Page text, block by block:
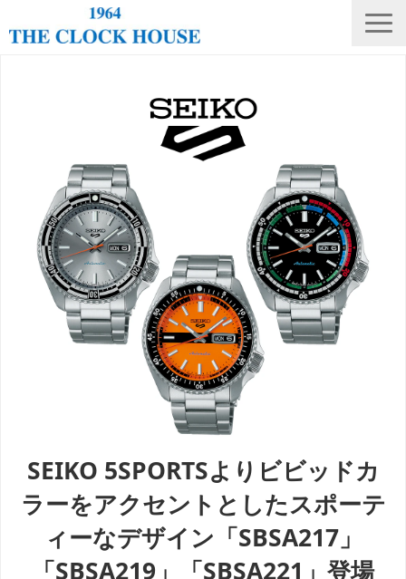
THE CLOCK HOUSE オリジナルウォッチ
ランキング
オンラインストア
店舗リスト
SEIKO 5SPORTSよりビビッドカ
ラーをアクセントとしたスポーテ
ィーなデザイン「SBSA217」
「SBSA219」「SBSA221」登場